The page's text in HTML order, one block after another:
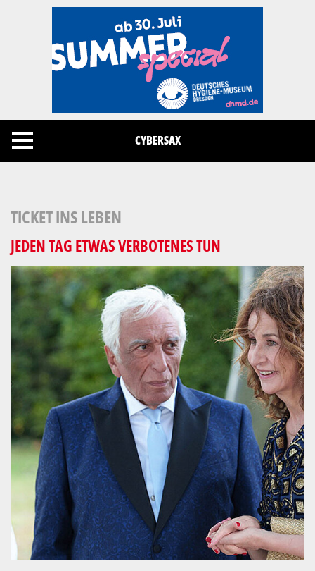
CYBERSAX
TICKET INS LEBEN
JEDEN TAG ETWAS VERBOTENES TUN
Cookies management panel